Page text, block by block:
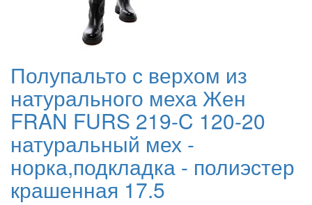
Полупальто с верхом из
натурального меха Жен
FRAN FURS 219-C 120-20
натуральный мех -
норка,подкладка - полиэстер
крашенная 17.5